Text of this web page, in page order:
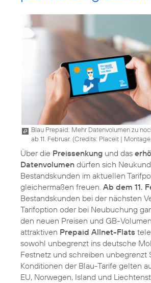
Blau Prepaid: Mehr Datenvolumen zu
ab 11. Februar. (Credits: Placeit |
Über die Preissenkung und das
Datenvolumen dürfen sich
Bestandskunden im aktuellen
gleichermaßen freuen. Ab dem 11.
Bestandskunden bei der nächsten
Tarifoption oder bei Neubuchung
den neuen Preisen und GB-
attraktiven Prepaid Allnet-Flats
sowohl unbegrenzt ins deutsche
Festnetz und schreiben unbegrenzt
Konditionen der Blau-Tarife gelten
EU, Norwegen, Island und